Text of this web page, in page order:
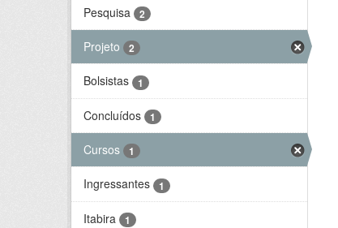
Pesquisa 2
Projeto 2
Bolsistas 1
Concluídos 1
Cursos 1
Ingressantes 1
Itabira 1